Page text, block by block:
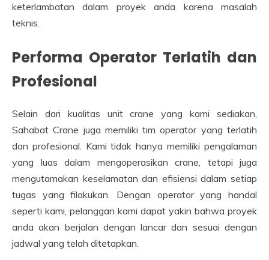
keterlambatan dalam proyek anda karena masalah
teknis.
Performa Operator Terlatih dan
Profesional
Selain dari kualitas unit crane yang kami sediakan,
Sahabat Crane juga memiliki tim operator yang terlatih
dan profesional. Kami tidak hanya memiliki pengalaman
yang luas dalam mengoperasikan crane, tetapi juga
mengutamakan keselamatan dan efisiensi dalam setiap
tugas yang filakukan. Dengan operator yang handal
seperti kami, pelanggan kami dapat yakin bahwa proyek
anda akan berjalan dengan lancar dan sesuai dengan
jadwal yang telah ditetapkan.